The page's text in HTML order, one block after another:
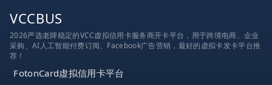
VCCBUS
2026严选老牌稳定的VCC虚拟信用卡服务商开卡平台，用于跨境电商、企业
采购、AI人工智能付费订阅、Facebook广告营销，最好的虚拟卡发卡平台推
荐！
FotonCard虚拟信用卡平台